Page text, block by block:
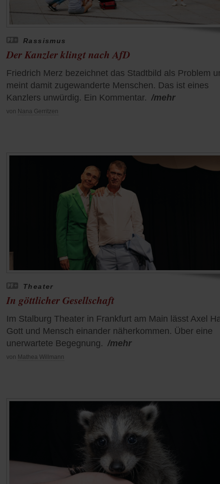
Rassismus
Der Kanzler klingt nach AfD
Friedrich Merz bezeichnet das Stadtbild als Problem
meint damit zugewanderte Menschen. Das ist eines
Kanzlers unwürdig. Ein Kommentar. /mehr
von Nana Gerritzen
Theater
In göttlicher Gesellschaft
Im Stalburg Theater in Frankfurt am Main lässt Axel
Gott und Mensch einander näherkommen. Über eine
unerwartete Begegnung. /mehr
von Mathea Willmann